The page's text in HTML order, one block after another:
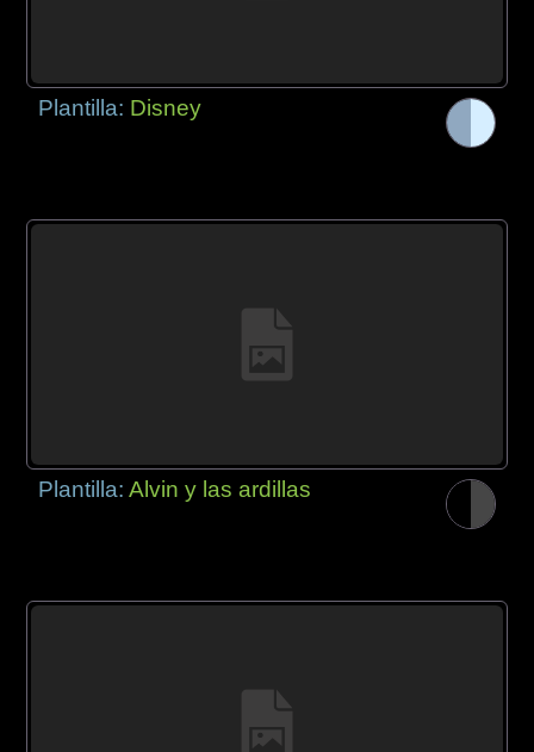
Plantilla: Disney
Plantilla:Alvin y las ardillas